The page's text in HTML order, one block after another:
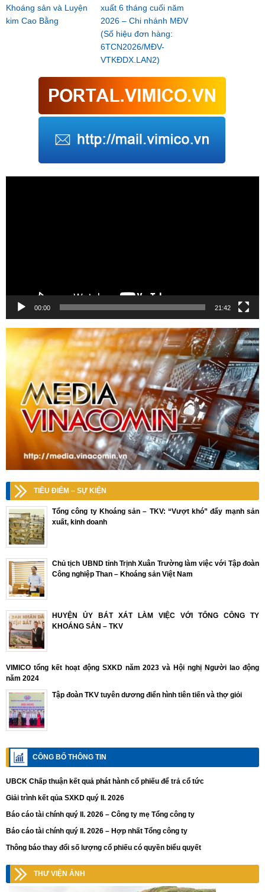
Khoáng sản và Luyện
kim Cao Bằng
xuất 6 tháng cuối năm
2026 – Chi nhánh MĐV
(Số hiệu đơn hàng:
6TCN2026/MĐV-
VTKĐDX.LAN2)
00:00 21:42
TIÊU ĐIỂM – SỰ KIỆN
Tổng công ty Khoáng sản – TKV: “Vượt khó” đẩy mạnh sản
xuất, kinh doanh
Chủ tịch UBND tỉnh Trịnh Xuân Trường làm việc với Tập đoàn
Công nghiệp Than – Khoáng sản Việt Nam
HUYỆN ỦY BÁT XÁT LÀM VIỆC VỚI TỔNG CÔNG TY
KHOÁNG SẢN – TKV
VIMICO tổng kết hoạt động SXKD năm 2023 và Hội nghị Người lao động
năm 2024
Tập đoàn TKV tuyên dương điển hình tiên tiến và thợ giỏi
CÔNG BỐ THÔNG TIN
UBCK Chấp thuận kết quả phát hành cổ phiếu để trả cổ tức
Giải trình kết qủa SXKD quý II. 2026
Báo cáo tài chính quý II. 2026 – Công ty mẹ Tổng công ty
Báo cáo tài chính quý II. 2026 – Hợp nhất Tổng công ty
Thông báo thay đổi số lượng cổ phiếu có quyền biểu quyết
THƯ VIỆN ẢNH